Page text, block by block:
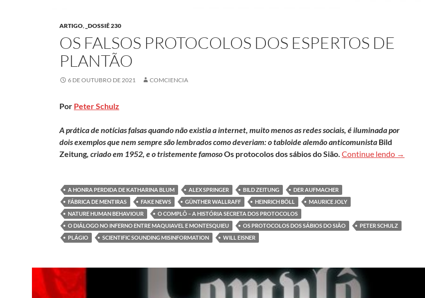
ARTIGO, _DOSSIÊ 230
OS FALSOS PROTOCOLOS DOS ESPERTOS DE
PLANTÃO
6 DE OUTUBRO DE 2021 COMCIENCIA
Por Peter Schulz
A prática de notícias falsas quando não existia a internet, muito menos as redes sociais, é iluminada por
dois exemplos que nem sempre são lembrados como deveriam: o tabloide alemão anticomunista Bild
Zeitung , criado em 1952, e o tristemente famosoOs protocolos dos sábios do Sião. Continue lendo Os
→
A HONRA PERDIDA DE KATHARINA BLUM ALEX SPRINGER BILD ZEITUNG
DER AUFMACHER
FÁBRICA DE MENTIRAS
FAKE NEWS GÜNTHER WALLRAFF HEINRICH BÖLL
MAURICE JOLY
NATURE HUMAN BEHAVIOUR
O COMPLÔ – A HISTÓRIA SECRETA DOS PROTOCOLOS
O DIÁLOGO NO INFERNO ENTRE MAQUIAVEL E MONTESQUIEU
OS PROTOCOLOS DOS SÁBIOS DO SIÃO
PETER SCHULZ
PLÁGIO
SCIENTIFIC SOUNDING MISINFORMATION WILL EISNER